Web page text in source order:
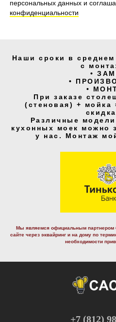
персональных данных и
конфиденциальности
Наши сроки в
с
•
•
•
При заказе
(стеновая) + мойка
Различные
кухонных моек можно
у нас. Монтаж
Мы являемся официальным партнером
сайте через эквайринг и на дому по
необходимости
+7 (812)